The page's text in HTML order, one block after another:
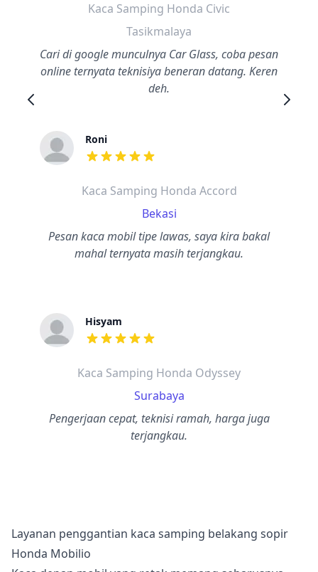
Kaca Samping Honda Civic
Tasikmalaya
Cari di google munculnya Car Glass, coba pesan
online ternyata teknisiya beneran datang. Keren
deh.
Roni
dari ulasan adalah bintang lima
Kaca Samping Honda Accord
Bekasi
Pesan kaca mobil tipe lawas, saya kira bakal
mahal ternyata masih terjangkau.
Hisyam
dari ulasan adalah bintang lima
Kaca Samping Honda Odyssey
Surabaya
Pengerjaan cepat, teknisi ramah, harga juga
terjangkau.
Layanan penggantian kaca samping belakang sopir
Honda Mobilio